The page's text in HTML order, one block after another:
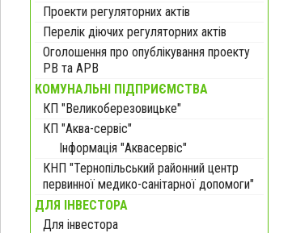
Проекти регуляторних актів
Перелік діючих регуляторних актів
Оголошення про опублікування проекту
РВ та АРВ
КОМУНАЛЬНІ ПІДПРИЄМСТВА
КП "Великоберезовицьке"
КП "Аква-сервіс"
Інформація "Аквасервіс"
КНП "Тернопільський районний центр
первинної медико-санітарної допомоги"
ДЛЯ ІНВЕСТОРА
Для інвестора